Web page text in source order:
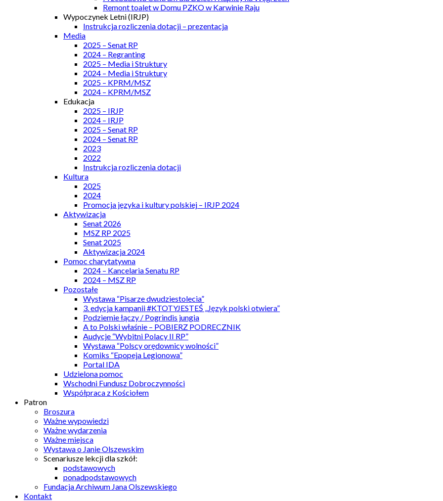
Remont toalet w Domu PZKO w Karwinie Raju
Wypoczynek Letni (IRJP)
Instrukcja rozliczenia dotacji – prezentacja
Media
2025 – Senat RP
2024 – Regranting
2025 – Media i Struktury
2024 – Media i Struktury
2025 – KPRM/MSZ
2024 – KPRM/MSZ
Edukacja
2025 – IRJP
2024 – IRJP
2025 – Senat RP
2024 – Senat RP
2023
2022
Instrukcja rozliczenia dotacji
Kultura
2025
2024
Promocja języka i kultury polskiej – IRJP 2024
Aktywizacja
Senat 2026
MSZ RP 2025
Senat 2025
Aktywizacja 2024
Pomoc charytatywna
2024 – Kancelaria Senatu RP
2024 – MSZ RP
Pozostałe
Wystawa “Pisarze dwudziestolecia”
3. edycja kampanii #KTOTYJESTEŚ „Język polski otwiera”
Podziemie łączy / Pogrindis jungia
A to Polski właśnie – POBIERZ PODRECZNIK
Audycje “Wybitni Polacy II RP”
Wystawa “Polscy orędownicy wolności”
Komiks “Epopeja Legionowa”
Portal IDA
Udzielona pomoc
Wschodni Fundusz Dobroczynności
Współpraca z Kościołem
Patron
Broszura
Ważne wypowiedzi
Ważne wydarzenia
Ważne miejsca
Wystawa o Janie Olszewskim
Scenariusze lekcji dla szkół:
podstawowych
ponadpodstawowych
Fundacja Archiwum Jana Olszewskiego
Kontakt